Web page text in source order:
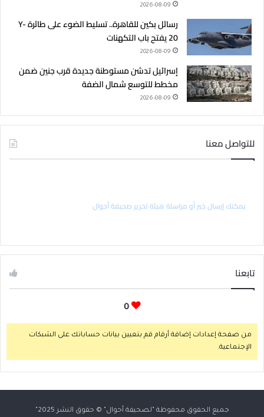
2026-08-09
رسائل بكين للقاهرة.. تسليط الضوء على طائرة Y-
20 يفتح باب التكهنات
2026-08-09
إسرائيل تدشن مستوطنة جديدة قرب جنين ضمن
مخطط للتوسع شمال الضفة
2026-08-09
للتواصل معنا
يمكنك إرسال خبر أو مراسلة هيئة تحرير صحيفة أحوال
تابعنا
0
من صفحة إعدادات إضافة أرقام قم بتعيين بيانات حساباتك على الشبكات
الإجتماعية.
جميع الحقوق محفوظة "لصحيفة أحوال " © حقوق النشر 2025"